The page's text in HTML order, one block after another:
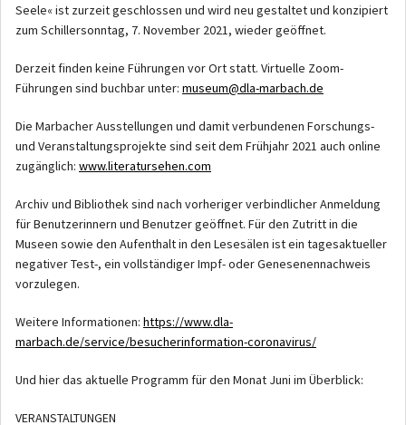
Seele« ist zurzeit geschlossen und wird neu gestaltet und konzipiert
zum Schillersonntag, 7. November 2021, wieder geöffnet.
Derzeit finden keine Führungen vor Ort statt. Virtuelle Zoom-
Führungen sind buchbar unter: museum@dla-marbach.de
Die Marbacher Ausstellungen und damit verbundenen Forschungs-
und Veranstaltungsprojekte sind seit dem Frühjahr 2021 auch online
zugänglich: www.literatursehen.com
Archiv und Bibliothek sind nach vorheriger verbindlicher Anmeldung
für Benutzerinnern und Benutzer geöffnet. Für den Zutritt in die
Museen sowie den Aufenthalt in den Lesesälen ist ein tagesaktueller
negativer Test-, ein vollständiger Impf- oder Genesenennachweis
vorzulegen.
Weitere Informationen: https://www.dla-
marbach.de/service/besucherinformation-coronavirus/
Und hier das aktuelle Programm für den Monat Juni im Überblick:
VERANSTALTUNGEN